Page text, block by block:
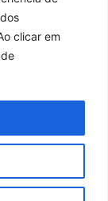
clicar em
Denúncias